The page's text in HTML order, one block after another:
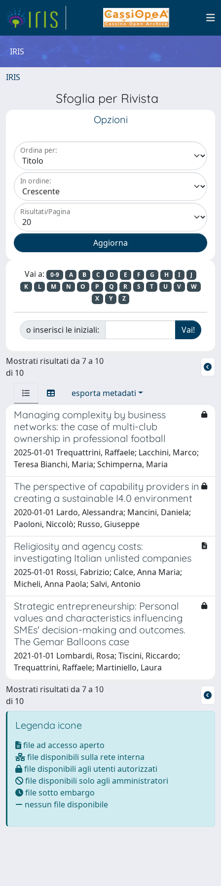
IRIS
IRIS
Sfoglia per Rivista
Opzioni
Ordina per:
In ordine:
Risultati/Pagina
Vai a: 0-9 A B C D E F G H I
J
K
L M N O P Q R S T U V
W
X
Y Z
o inserisci le iniziali:
Mostrati risultati da 7 a 10
di 10
esporta metadati
Managing complexity by business
networks: the case of multi-club
ownership in professional football
2025-01-01 Trequattrini, Raffaele; Lacchini, Marco;
Teresa Bianchi, Maria; Schimperna, Maria
The perspective of capability providers in
creating a sustainable I4.0 environment
2020-01-01 Lardo, Alessandra; Mancini, Daniela;
Paoloni, Niccolò; Russo, Giuseppe
Religiosity and agency costs:
investigating Italian unlisted companies
2025-01-01 Rossi, Fabrizio; Calce, Anna Maria;
Micheli, Anna Paola; Salvi, Antonio
Strategic entrepreneurship: Personal
values and characteristics influencing
SMEs' decision-making and outcomes.
The Gemar Balloons case
2021-01-01 Lombardi, Rosa; Tiscini, Riccardo;
Trequattrini, Raffaele; Martiniello, Laura
Mostrati risultati da 7 a 10
di 10
Legenda icone
file ad accesso aperto
file disponibili sulla rete interna
file disponibili agli utenti autorizzati
file disponibili solo agli amministratori
file sotto embargo
nessun file disponibile